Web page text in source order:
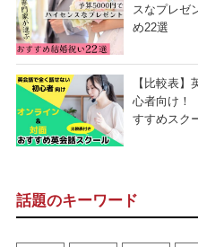
スなプレゼ
め22選
【比較表
心者向け！
すすめスク
話題のキーワード